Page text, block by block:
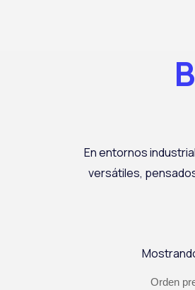
En entornos
versátiles,